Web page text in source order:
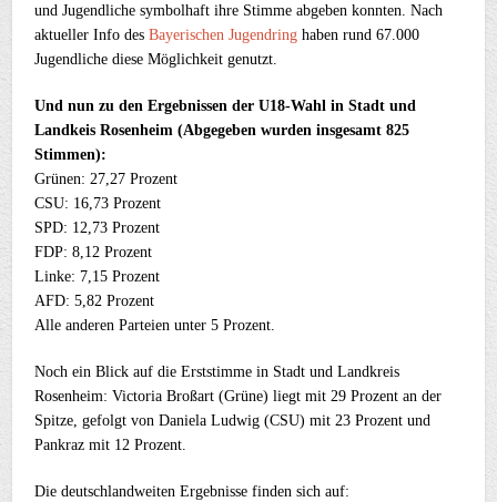
und Jugendliche symbolhaft ihre Stimme abgeben konnten. Nach
aktueller Info desBayerischen Jugendring haben rund 67.000
Jugendliche diese Möglichkeit genutzt.
Und nun zu den Ergebnissen der U18-Wahl in Stadt und
Landkeis Rosenheim (Abgegeben wurden insgesamt 825
Stimmen):
Grünen: 27,27 Prozent
CSU: 16,73 Prozent
SPD: 12,73 Prozent
FDP: 8,12 Prozent
Linke: 7,15 Prozent
AFD: 5,82 Prozent
Alle anderen Parteien unter 5 Prozent.
Noch ein Blick auf die Erststimme in Stadt und Landkreis
Rosenheim: Victoria Broßart (Grüne) liegt mit 29 Prozent an der
Spitze, gefolgt von Daniela Ludwig (CSU) mit 23 Prozent und
Pankraz mit 12 Prozent.
Die deutschlandweiten Ergebnisse finden sich auf: